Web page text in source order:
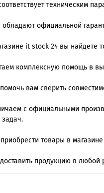
техническим
официальной
it stock 24 вы найдете
комплексную помощь в
вам сверить
с официальными
товары в
продукцию в любой